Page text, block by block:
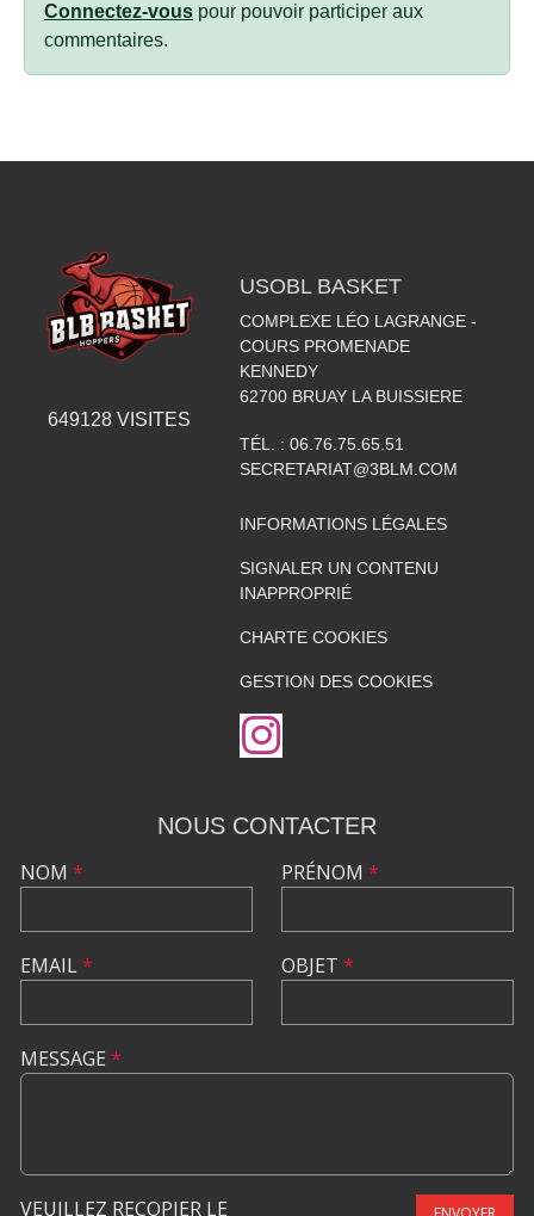
Connectez-vous pour pouvoir participer aux
commentaires.
649128 VISITES
USOBL BASKET
COMPLEXE LÉO LAGRANGE -
COURS PROMENADE
KENNEDY
62700 BRUAY LA BUISSIERE
TÉL. : 06.76.75.65.51
SECRETARIAT@3BLM.COM
INFORMATIONS LÉGALES
SIGNALER UN CONTENU
INAPPROPRIÉ
CHARTE COOKIES
GESTION DES COOKIES
NOUS CONTACTER
NOM *
EMAIL*
PRÉNOM *
OBJET *
MESSAGE *
VEUILLEZ RECOPIER LE